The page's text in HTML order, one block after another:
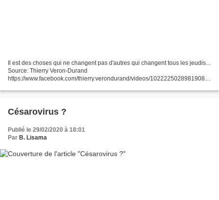
Il est des choses qui ne changent pas d'autres qui changent tous les jeudis...
Source: Thierry Veron-Durand
https://www.facebook.com/thierry.verondurand/videos/10222250289819086
public.fr/particuliers/actualites/A14735 c'est...
Césarovirus ?
Publié le 29/02/2020 à 18:01
Par B. Lisama